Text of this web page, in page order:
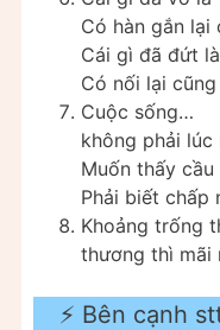
Có hàn gắn lại
Cái gì đã đứt
Có nối lại
Cuộc sống…
không phải lúc
Muốn thấy cầu
Phải biết chấp
Khoảng trống
thương thì mãi
⚡️ Bên cạnh